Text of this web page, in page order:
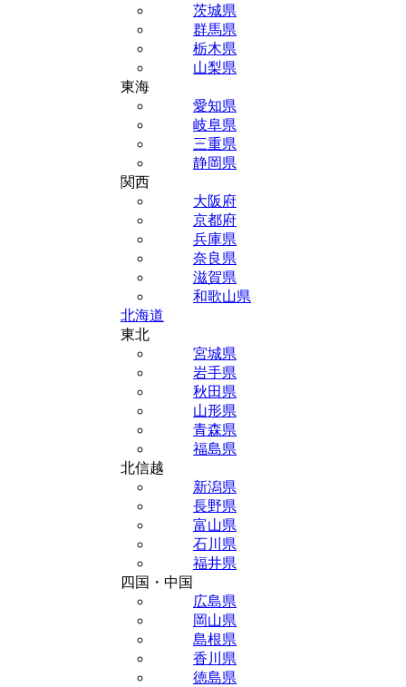
茨城県
群馬県
栃木県
山梨県
東海
愛知県
岐阜県
三重県
静岡県
関西
大阪府
京都府
兵庫県
奈良県
滋賀県
和歌山県
北海道
東北
宮城県
岩手県
秋田県
山形県
青森県
福島県
北信越
新潟県
長野県
富山県
石川県
福井県
四国・中国
広島県
岡山県
島根県
香川県
徳島県